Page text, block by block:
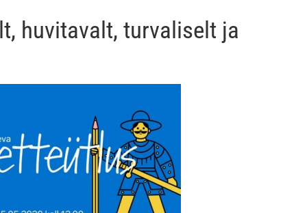
huvitavalt, turvaliselt ja